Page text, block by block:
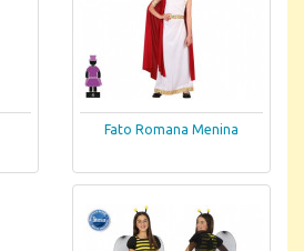
Fato Romana Menina